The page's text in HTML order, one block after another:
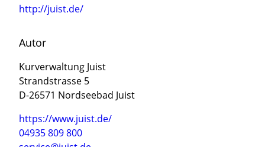
http://juist.de/
Autor
Kurverwaltung Juist
Strandstrasse 5
D-26571 Nordseebad Juist
https://www.juist.de/
04935 809 800